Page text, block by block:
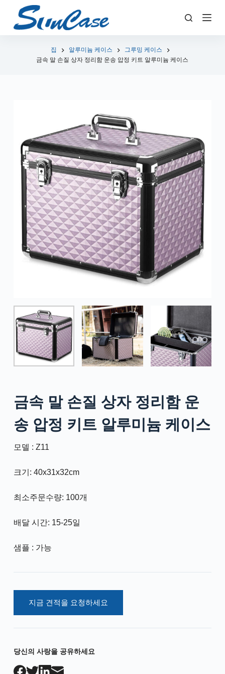
텐
집 알루미늄 케이스
그루밍 케이스
금속 말 손질 상자 정리함 운송 압정 키트 알루미늄 케이스
금속 말 손질 상자 정리함 운
송 압정 키트 알루미늄 케이스
모델 : Z11
크기: 40x31x32cm
최소주문수량: 100개
배달 시간: 15-25일
샘플 : 가능
지금 견적을 요청하세요
당신의 사랑을 공유하세요